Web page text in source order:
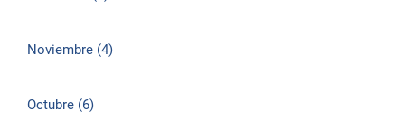
Noviembre (4)
Octubre (6)